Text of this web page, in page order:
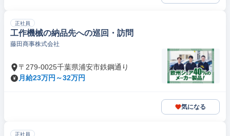
正社員
工作機械の納品先への巡回・訪問
藤田商事株式会社
〒279-0025千葉県浦安市鉄鋼通り
月給23万円～32万円
気になる
正社員